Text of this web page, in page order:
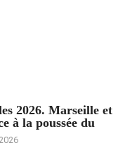
2026. Marseille et
à la poussée du